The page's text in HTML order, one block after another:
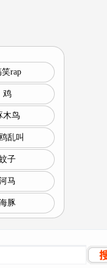
rap
鸡
木鸟
乱叫
子
马
豚